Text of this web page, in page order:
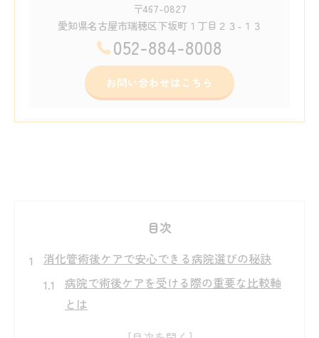
〒467-0827
愛知県名古屋市瑞穂区下坂町１丁目２３-１３
052-884-8008
お問い合わせはこちら
目次
消化管術後ケアで安心できる病院選びの秘訣
病院で術後ケアを受ける際の重要な比較軸
とは
消化管手術後に適した病院選びのポイント